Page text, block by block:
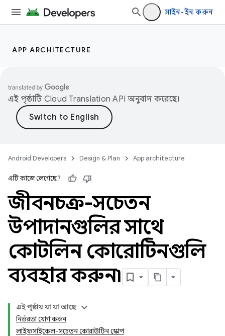
সাইন-ইন করুন
APP ARCHITECTURE
এই পৃষ্ঠাটি Cloud Translation API অনুবাদ করেছে।
Android Developers Design & Plan App architecture
এটি কাজে লেগেছে?
জীবনচক্র-সচেতন
উপাদানগুলির সাথে
কোটলিন কোরোটিনগুলি
ব্যবহার করুন৷
এই পৃষ্ঠায় যা যা আছে
নির্ভরতা যোগ করুন
লাইফসাইকেল-সচেতন কোরাউটিন স্কোপ